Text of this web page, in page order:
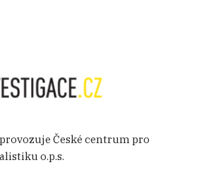
České centrum pro
o.p.s.